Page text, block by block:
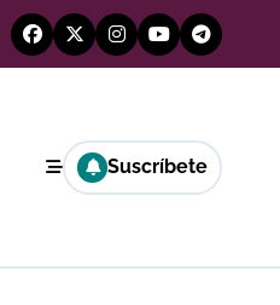
Buscar: Suscríbete